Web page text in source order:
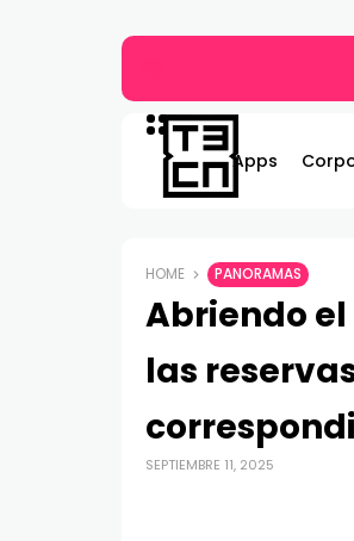
Apps
HOME PANORAMAS
Abriendo
las
SEPTIEMBRE 11, 2025